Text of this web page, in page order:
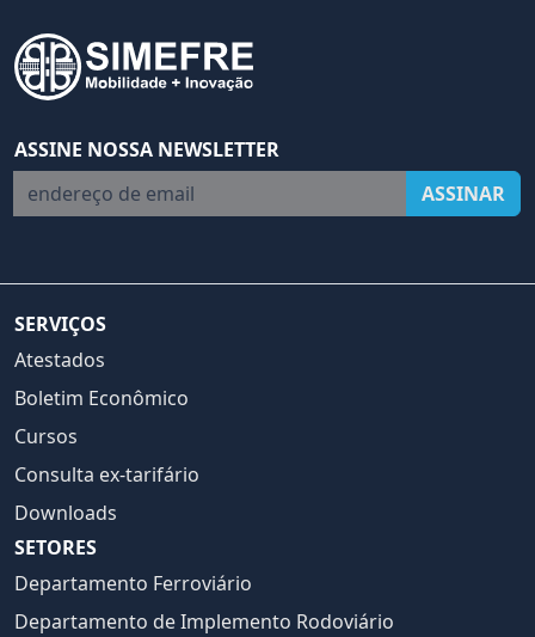
ASSINE NOSSA NEWSLETTER
endereço de email
ASSINAR
SERVIÇOS
Atestados
Boletim Econômico
Cursos
Consulta ex-tarifário
Downloads
SETORES
Departamento Ferroviário
Departamento de Implemento Rodoviário